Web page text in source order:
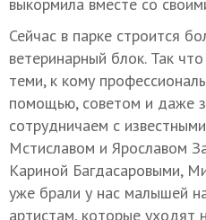
Сейчас в парке строится
ветеринарный блок. Так
теми, к кому
помощью, советом и даже
сотрудничаем с
Мстиславом и Ярославом
Кариной Багдасаровыми,
уже брали у нас малышей
артистам, которые уходят